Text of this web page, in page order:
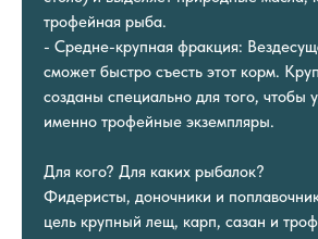
трофейная рыба.
- Средне-крупная фракция:
сможет быстро съесть этот корм.
созданы специально для того, чтобы
именно трофейные экземпляры.
Для кого? Для каких рыбалок?
Фидеристы, доночники и
цель крупный лещ, карп, сазан и